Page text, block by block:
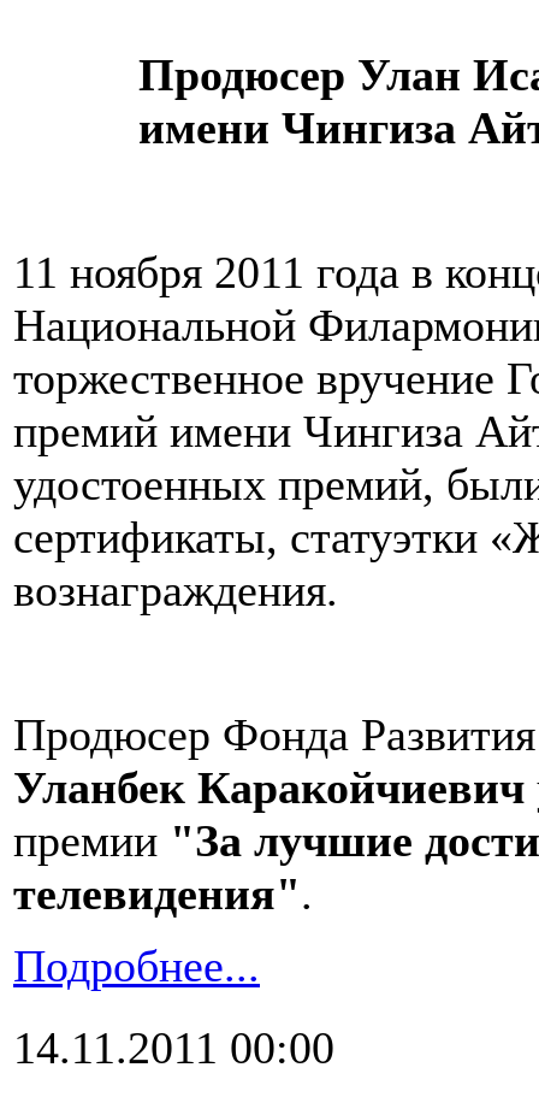
Продюсер Улан
имени Чингиза
11 ноября 2011 года в
Национальной
торжественное вручение
премий имени Чингиза
удостоенных премий,
сертификаты, статуэтки
вознаграждения.
Продюсер Фонда
Уланбек Каракойчиевич
премии "За лучшие
телевидения".
Подробнее...
14.11.2011 00:00